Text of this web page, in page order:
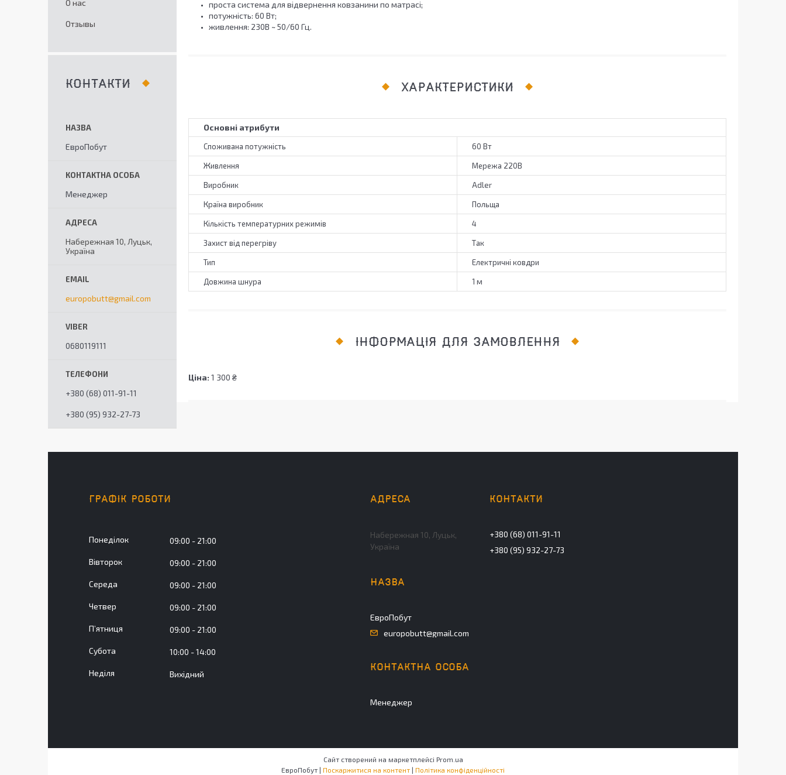
проста система для відвернення ковзанини по матрасі;
потужність: 60 Вт;
живлення: 230В ~ 50/60 Гц.
ХАРАКТЕРИСТИКИ
Основні атрибути
Споживана потужність 60 Вт
Живлення Мережа 220В
Виробник Adler
Країна виробник Польща
Кількість температурних режимів 4
Захист від перегріву Так
Тип Електричні ковдри
Довжина шнура 1 м
ІНФОРМАЦІЯ ДЛЯ ЗАМОВЛЕННЯ
Ціна: 1 300 ₴
О нас
Отзывы
КОНТАКТИ
ЕвроПобут
Менеджер
Набережная 10, Луцьк,
Україна
europobutt@gmail.com
0680119111
+380 (68) 011-91-11
+380 (95) 932-27-73
ГРАФІК РОБОТИ
Понеділок 09:00 21:00
Вівторок 09:00 21:00
Середа 09:00 21:00
Четвер 09:00 21:00
Пʼятниця 09:00 21:00
Субота 10:00 14:00
Неділя Вихідний
Набережная 10, Луцьк,
Україна
ЕвроПобут
europobutt@gmail.com
Менеджер
+380 (68) 011-91-11
+380 (95) 932-27-73
Сайт створений на маркетплейсі Prom.ua
ЕвроПобут | Поскаржитися на контент | Політика конфіденційності